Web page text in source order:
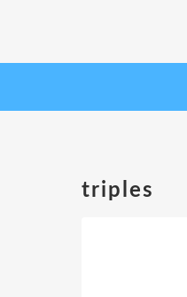
triples